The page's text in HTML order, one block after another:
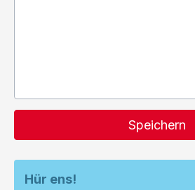
Speichern
Hür ens!